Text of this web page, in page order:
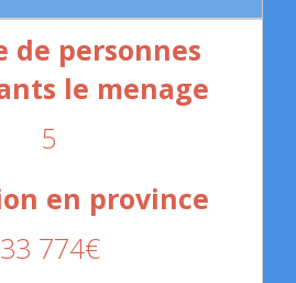
5
33 774€